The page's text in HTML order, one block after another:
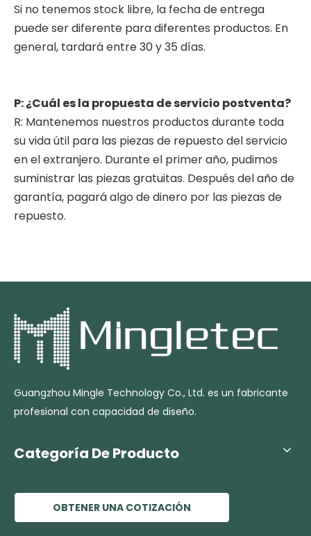
Si no tenemos stock libre, la fecha de entrega
puede ser diferente para diferentes productos. En
general, tardará entre 30 y 35 días.
P: ¿Cuál es la propuesta de servicio postventa?
R: Mantenemos nuestros productos durante toda
su vida útil para las piezas de repuesto del servicio
en el extranjero. Durante el primer año, pudimos
suministrar las piezas gratuitas. Después del año de
garantía, pagará algo de dinero por las piezas de
repuesto.
Guangzhou Mingle Technology Co., Ltd. es un fabricante
profesional con capacidad de diseño.
Categoría De Producto
OBTENER UNA COTIZACIÓN